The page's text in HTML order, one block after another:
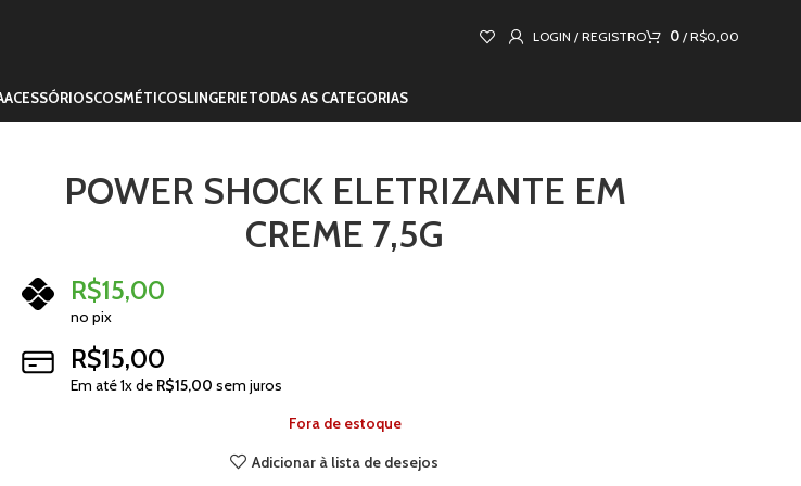
LOGIN / REGISTRO 0 / R$0,00
ACESSÓRIOSCOSMÉTICOSLINGERIETODAS AS CATEGORIAS
POWER SHOCK ELETRIZANTE EM
CREME 7,5G
R$15,00
no pix
R$15,00
Em até1x de R$15,00 sem juros
Fora de estoque
Adicionar à lista de desejos